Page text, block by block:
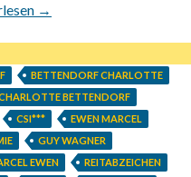
Nachträglich unser
→
BETTENDORF CHARLOTTE
BETTENDORF
CSI***
EWEN MARCEL
GUY WAGNER
EWEN
REITABZEICHEN